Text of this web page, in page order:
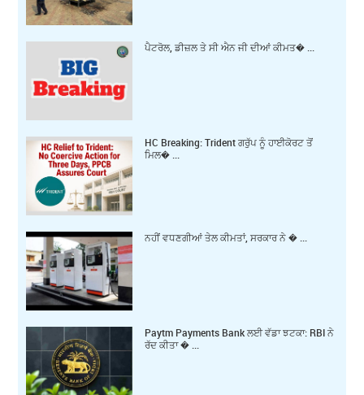
ਪੈਟਰੋਲ, ਡੀਜ਼ਲ ਤੇ ਸੀ ਐਨ ਜੀ ਦੀਆਂ ਕੀਮਤ� ...
HC Breaking: Trident ਗਰੁੱਪ ਨੂੰ ਹਾਈਕੋਰਟ ਤੋਂ
ਮਿਲ� ...
ਨਹੀਂ ਵਧਣਗੀਆਂ ਤੇਲ ਕੀਮਤਾਂ, ਸਰਕਾਰ ਨੇ � ...
Paytm Payments Bank ਲਈ ਵੱਡਾ ਝਟਕਾ: RBI ਨੇ
ਰੱਦ ਕੀਤਾ � ...